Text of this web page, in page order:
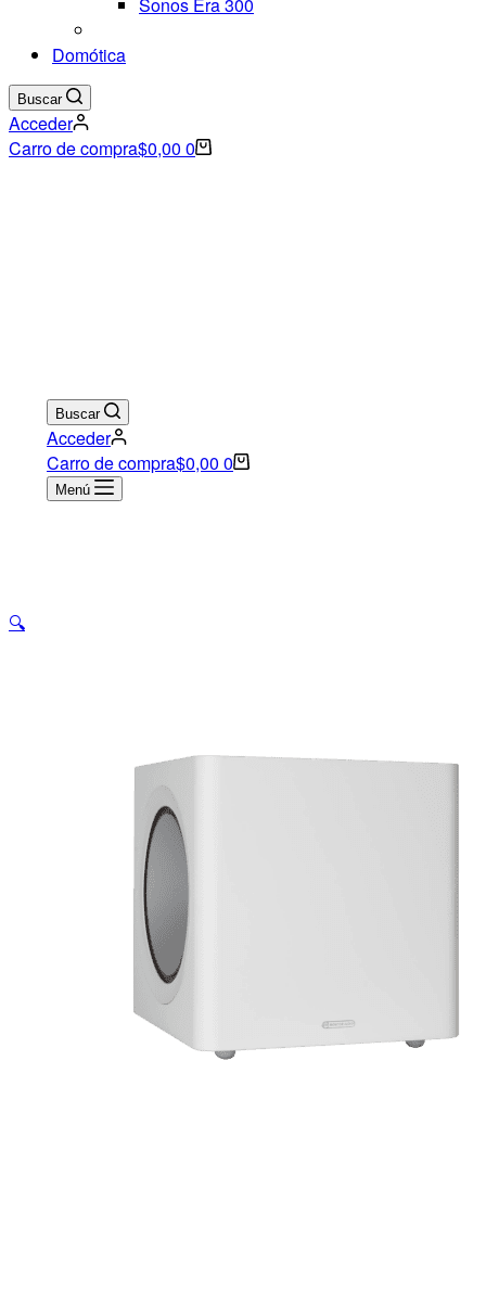
Domótica
Buscar
Acceder
Carro de compra$0,00 0
Buscar
Acceder
Carro de compra$0,00 0
Menú
🔍